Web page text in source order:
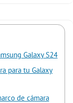
Galaxy S24
para tu Galaxy
de cámara